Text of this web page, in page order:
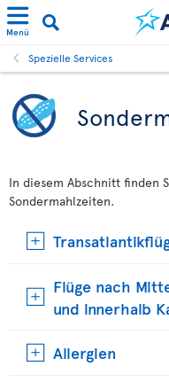
Menü
Spezielle Services
In diesem Abschnitt finden
Sondermahlzeiten.
Flüge nach
und innerhalb
Allergien